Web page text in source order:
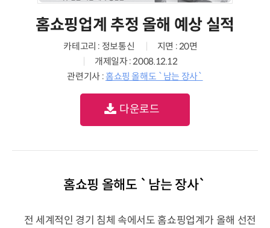
홈쇼핑업계 추정 올해 예상 실적
카테고리 : 정보통신
지면 : 20면
개제일자 : 2008.12.12
관련기사 :홈쇼핑 올해도 `남는 장사`
다운로드
홈쇼핑 올해도 `남는 장사`
전 세계적인 경기 침체 속에서도 홈쇼핑업계가 올해 선전